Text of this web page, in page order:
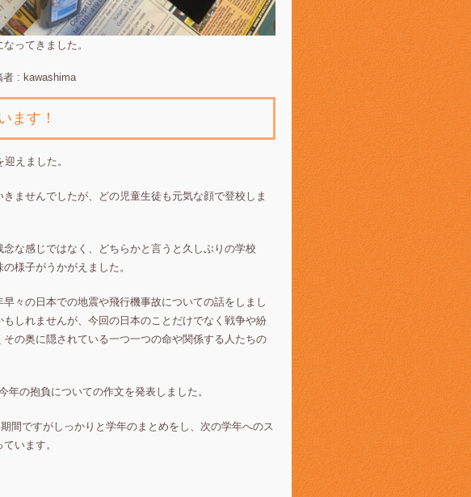
ってきました。
者 : kawashima
ます！
えました。
ませんでしたが、どの児童生徒も元気な顔で登校しま
な感じではなく、どちらかと言うと久しぶりの学校
様子がうかがえました。
々の日本での地震や飛行機事故についての話をしまし
しれませんが、今回の日本のことだけでなく戦争や紛
の奥に隠されている一つ一つの命や関係する人たちの
の抱負についての作文を発表しました。
間ですがしっかりと学年のまとめをし、次の学年へのス
います。